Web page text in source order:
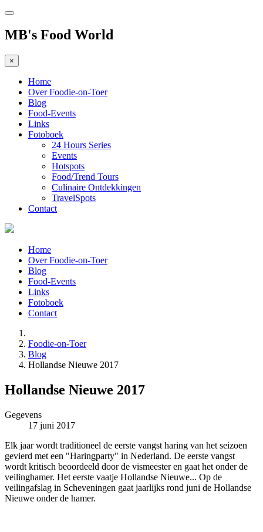
MB's Food World
×
Home
Over Foodie-on-Toer
Blog
Food-Events
Links
Fotoboek
24 Hours Series
Events
Hotspots
Food/Trend Tours
Culinaire Ontdekkingen
TravelSpots
Contact
Home
Over Foodie-on-Toer
Blog
Food-Events
Links
Fotoboek
Contact
Foodie-on-Toer
Blog
Hollandse Nieuwe 2017
Hollandse Nieuwe 2017
Gegevens
17 juni 2017
Elk jaar wordt traditioneel de eerste vangst haring van het seizoen
gevierd met een "Haringparty" in Nederland. De eerste vangst
wordt kritisch beoordeeld door de vismeester en gaat het onder de
veilinghamer. Het eerste vaatje Hollandse Nieuwe... Op de
veilingafslag in Scheveningen gaat jaarlijks rond juni de Hollandse
Nieuwe onder de hamer.